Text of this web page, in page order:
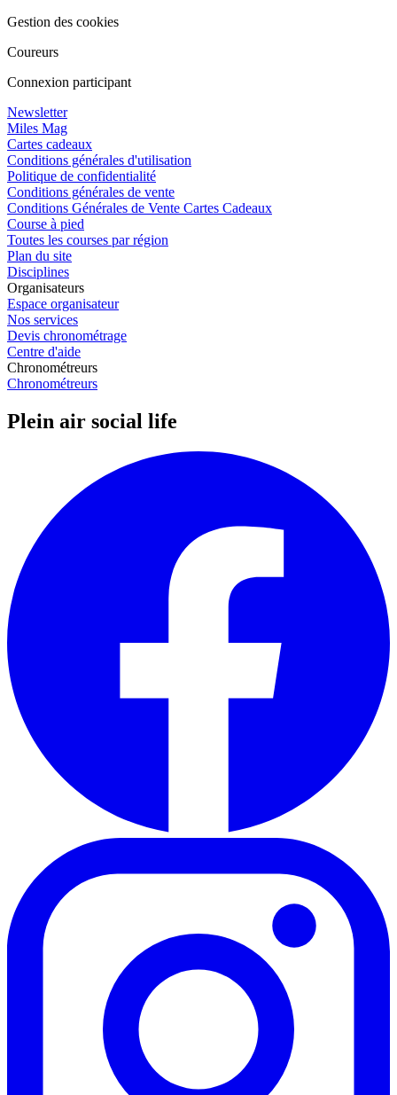
Gestion des cookies
Coureurs
Connexion participant
Newsletter
Miles Mag
Cartes cadeaux
Conditions générales d'utilisation
Politique de confidentialité
Conditions générales de vente
Conditions Générales de Vente Cartes Cadeaux
Course à pied
Toutes les courses par région
Plan du site
Disciplines
Organisateurs
Espace organisateur
Nos services
Devis chronométrage
Centre d'aide
Chronométreurs
Chronométreurs
Plein air social life